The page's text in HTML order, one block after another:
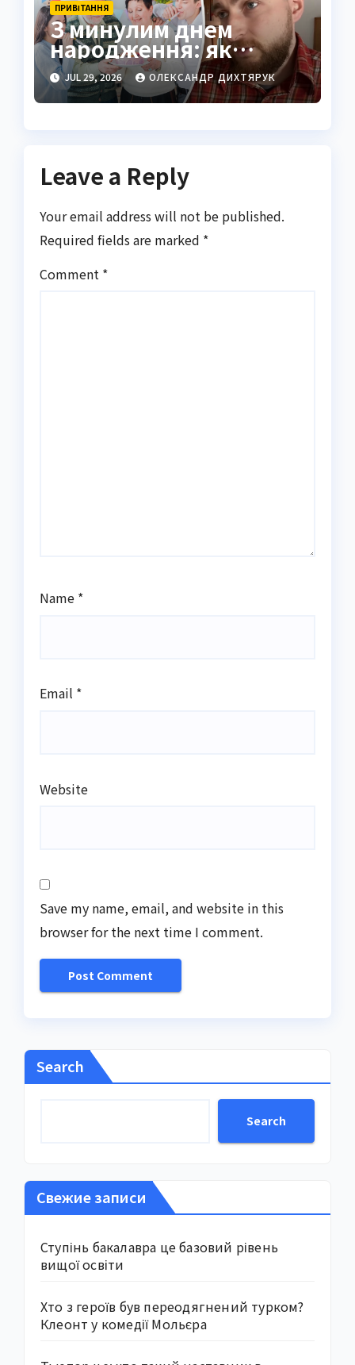
ПРИВІТАННЯ
З минулим днем
народження: як
привітати щиро і
правильно
JUL 29, 2026 ОЛЕКСАНДР ДИХТЯРУК
Leave a Reply
Your email address will not be published.
Required fields are marked *
Comment *
Name *
Email *
Website
Save my name, email, and website in this
browser for the next time I comment.
Search
Search
Свежие записи
Ступінь бакалавра це базовий рівень
вищої освіти
Хто з героїв був переодягнений турком?
Клеонт у комедії Мольєра